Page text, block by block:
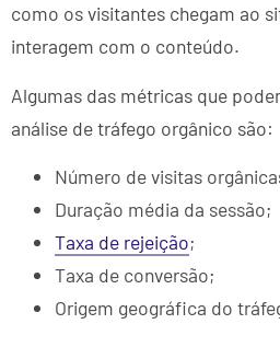
como os visitantes chegam ao
interagem com o conteúdo.
Algumas das métricas que
análise de tráfego orgânico são:
Número de visitas
Duração média da sessão;
Taxa de rejeição;
Taxa de conversão;
Origem geográfica do